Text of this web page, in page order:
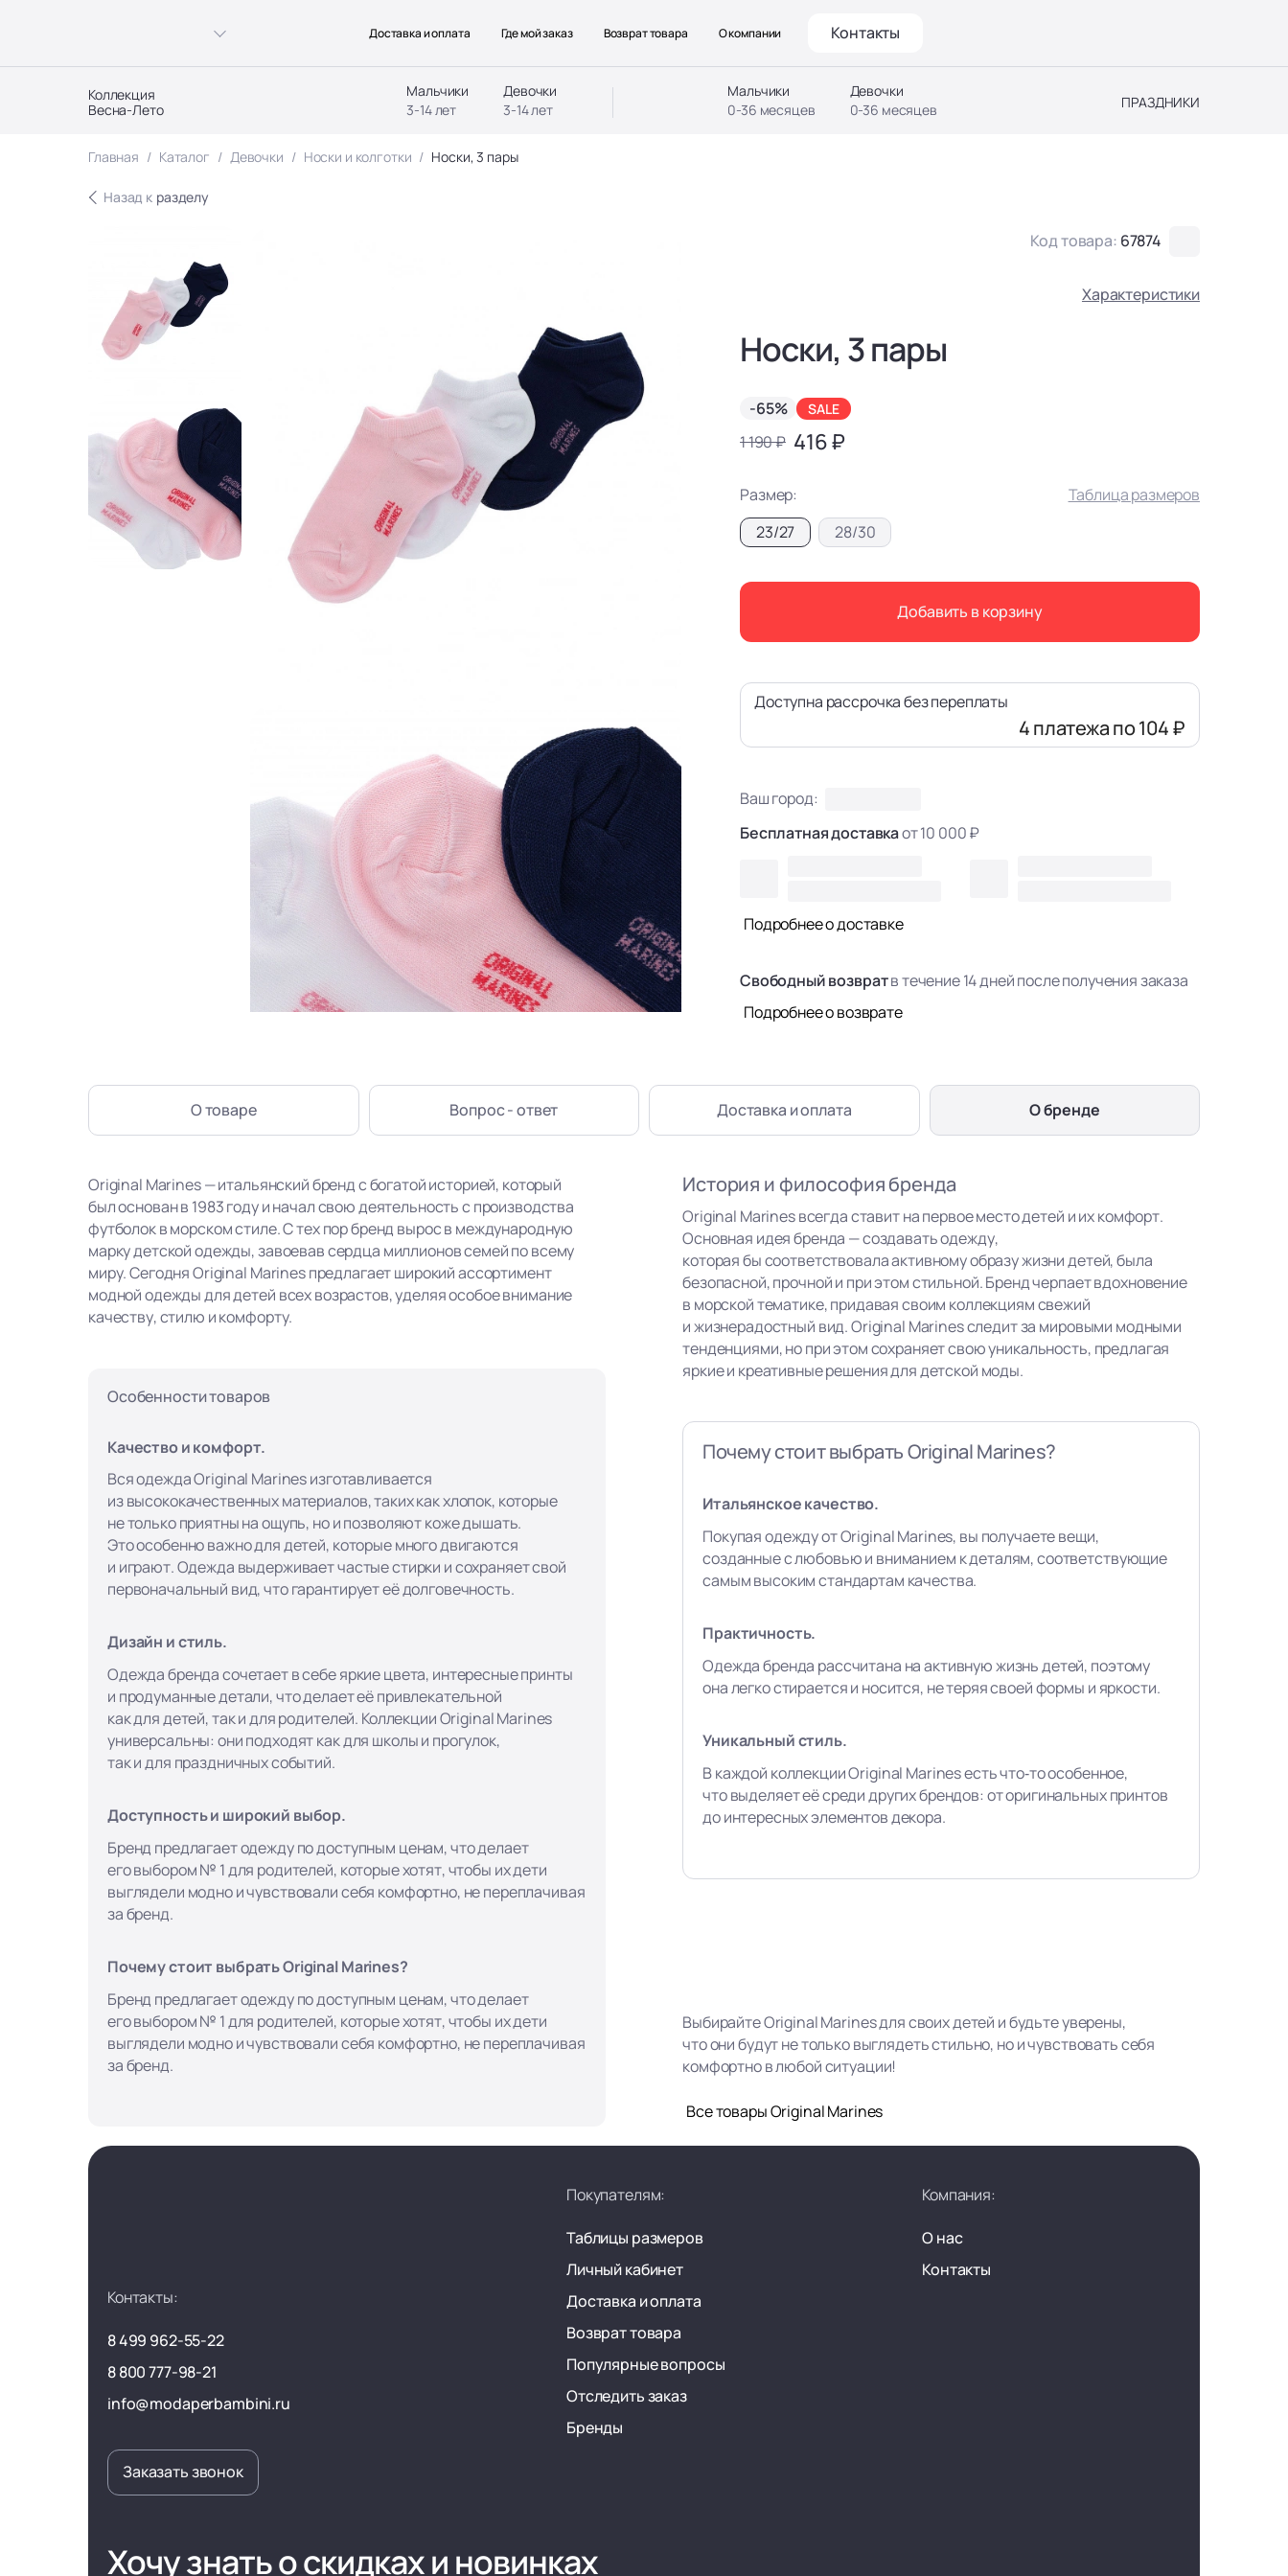
Коллекция
Весна-Лето
Мальчики
3-14 лет
Девочки
3-14 лет
Мальчики
0-36 месяцев
Девочки
0-36 месяцев
ПРАЗДНИКИ
Доставка и оплата Где мой заказ Возврат товара О компании Контакты
Главная Каталог Девочки Носки и колготки Носки, 3 пары
Назад к разделу
Код товара: 67874
Характеристики
Носки, 3 пары
-65% SALE
1 190 ₽ 416 ₽
Размер:
Таблица размеров
23/27
28/30
Добавить в корзину
Доступна рассрочка без переплаты
4 платежапо 104 ₽
Ваш город:
Бесплатная доставкаот 10 000 ₽
Подробнее о доставке
Свободный возвратв течение 14 дней после получения заказа
Подробнее о возврате
О товаре Вопрос - ответ Доставка и оплата О бренде
Original Marines — итальянский бренд с богатой историей, который
был основан в 1983 году и начал свою деятельность с производства
футболок в морском стиле. С тех пор бренд вырос в международную
марку детской одежды, завоевав сердца миллионов семей по всему
миру. Сегодня Original Marines предлагает широкий ассортимент
модной одежды для детей всех возрастов, уделяя особое внимание
качеству, стилю и комфорту.
Особенности товаров
Качество и комфорт.
Вся одежда Original Marines изготавливается
из высококачественных материалов, таких как хлопок, которые
не только приятны на ощупь, но и позволяют коже дышать.
Это особенно важно для детей, которые много двигаются
и играют. Одежда выдерживает частые стирки и сохраняет свой
первоначальный вид, что гарантирует её долговечность.
Дизайн и стиль.
Одежда бренда сочетает в себе яркие цвета, интересные принты
и продуманные детали, что делает её привлекательной
как для детей, так и для родителей. Коллекции Original Marines
универсальны: они подходят как для школы и прогулок,
так и для праздничных событий.
Доступность и широкий выбор.
Бренд предлагает одежду по доступным ценам, что делает
его выбором № 1 для родителей, которые хотят, чтобы их дети
выглядели модно и чувствовали себя комфортно, не переплачивая
за бренд.
Почему стоит выбрать Original Marines?
Бренд предлагает одежду по доступным ценам, что делает
его выбором № 1 для родителей, которые хотят, чтобы их дети
выглядели модно и чувствовали себя комфортно, не переплачивая
за бренд.
История и философия бренда
Original Marines всегда ставит на первое место детей и их комфорт.
Основная идея бренда — создавать одежду,
которая бы соответствовала активному образу жизни детей, была
безопасной, прочной и при этом стильной. Бренд черпает вдохновение
в морской тематике, придавая своим коллекциям свежий
и жизнерадостный вид. Original Marines следит за мировыми модными
тенденциями, но при этом сохраняет свою уникальность, предлагая
яркие и креативные решения для детской моды.
Почему стоит выбрать Original Marines?
Итальянское качество.
Покупая одежду от Original Marines, вы получаете вещи,
созданные с любовью и вниманием к деталям, соответствующие
самым высоким стандартам качества.
Практичность.
Одежда бренда рассчитана на активную жизнь детей, поэтому
она легко стирается и носится, не теряя своей формы и яркости.
Уникальный стиль.
В каждой коллекции Original Marines есть что‑то особенное,
что выделяет её среди других брендов: от оригинальных принтов
до интересных элементов декора.
Выбирайте Original Marines для своих детей и будьте уверены,
что они будут не только выглядеть стильно, но и чувствовать себя
комфортно в любой ситуации!
Все товары Original Marines
Контакты:
8 499 962-55-22
8 800 777-98-21
info@modaperbambini.ru
Заказать звонок
Покупателям:
Таблицы размеров
Личный кабинет
Доставка и оплата
Возврат товара
Популярные вопросы
Отследить заказ
Бренды
Компания:
О нас
Контакты
Хочу знать о скидках и новинках